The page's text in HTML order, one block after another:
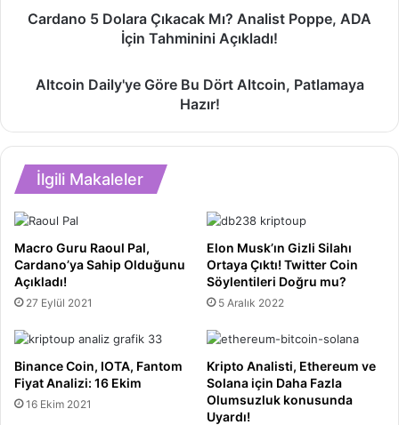
Tahminini
Açıkladı!
Cardano 5 Dolara Çıkacak Mı? Analist Poppe, ADA
İçin Tahminini Açıkladı!
Daily'ye
Bu
Dört
Altcoin,
Patlamaya
Altcoin Daily'ye Göre Bu Dört Altcoin, Patlamaya
Hazır!
İlgili Makaleler
Macro Guru Raoul Pal,
Cardano’ya Sahip Olduğunu
Açıkladı!
27 Eylül 2021
Elon Musk’ın Gizli Silahı
Ortaya Çıktı! Twitter Coin
Söylentileri Doğru mu?
5 Aralık 2022
Binance Coin, IOTA, Fantom
Fiyat Analizi: 16 Ekim
16 Ekim 2021
Kripto Analisti, Ethereum ve
Solana için Daha Fazla
Olumsuzluk konusunda
Uyardı!